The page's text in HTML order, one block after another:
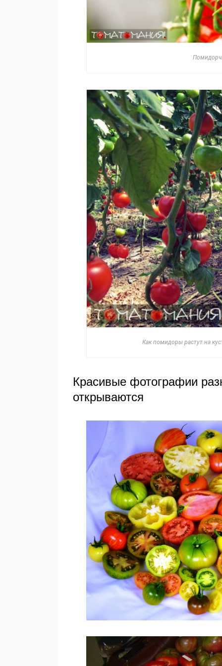
Как помидоры растут на
Красивые фотографии
открываются